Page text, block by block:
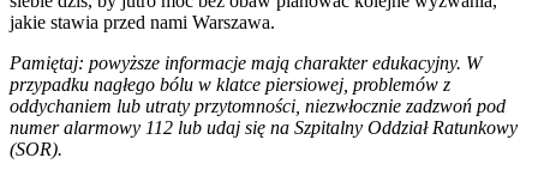
jakie stawia przed nami Warszawa.
Pamiętaj: powyższe informacje mają charakter edukacyjny. W
przypadku nagłego bólu w klatce piersiowej, problemów z
oddychaniem lub utraty przytomności, niezwłocznie zadzwoń pod
numer alarmowy 112 lub udaj się na Szpitalny Oddział Ratunkowy
(SOR).